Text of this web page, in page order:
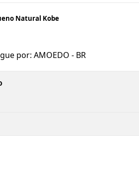
Natural Kobe
por: AMOEDO - BR